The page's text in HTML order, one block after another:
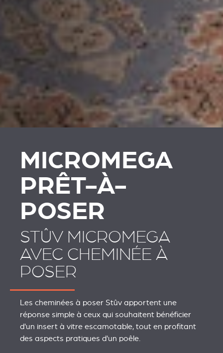
MICROMEGA
PRÊT-À-
POSER
STÛV MICROMEGA
AVEC CHEMINÉE À
POSER
Les cheminées à poser Stûv apportent une
réponse simple à ceux qui souhaitent bénéficier
d'un insert à vitre escamotable, tout en profitant
des aspects pratiques d'un poêle.